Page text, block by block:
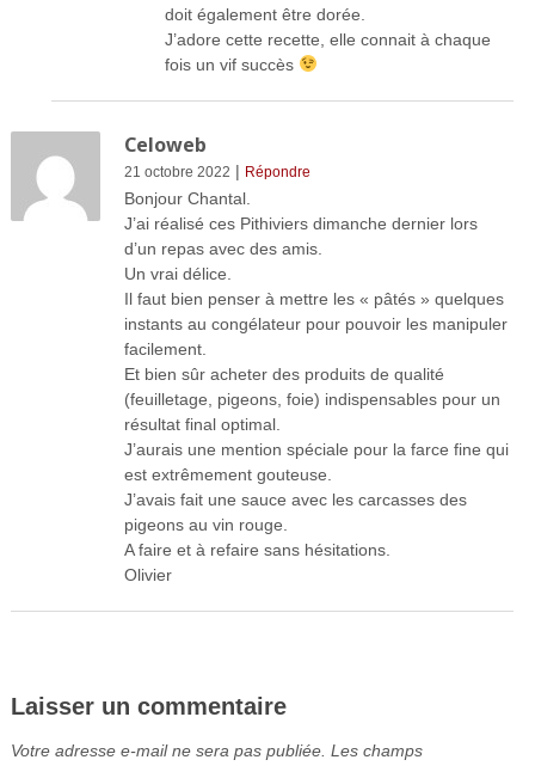
doit également être dorée.
J’adore cette recette, elle connait à chaque
fois un vif succès
Celoweb
21 octobre 2022 | Répondre
Bonjour Chantal.
J’ai réalisé ces Pithiviers dimanche dernier lors
d’un repas avec des amis.
Un vrai délice.
Il faut bien penser à mettre les « pâtés » quelques
instants au congélateur pour pouvoir les manipuler
facilement.
Et bien sûr acheter des produits de qualité
(feuilletage, pigeons, foie) indispensables pour un
résultat final optimal.
J’aurais une mention spéciale pour la farce fine qui
est extrêmement gouteuse.
J’avais fait une sauce avec les carcasses des
pigeons au vin rouge.
A faire et à refaire sans hésitations.
Olivier
Laisser un commentaire
Votre adresse e-mail ne sera pas publiée. Les champs